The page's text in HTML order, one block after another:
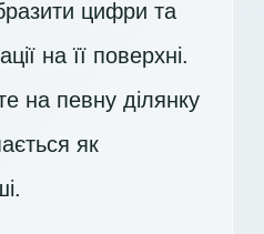
цифри та
на її поверхні.
на певну ділянку
як